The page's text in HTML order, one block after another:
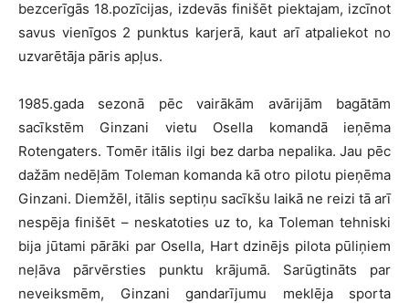
bezcerīgās 18.pozīcijas, izdevās finišēt piektajam, izcīnot
savus vienīgos 2 punktus karjerā, kaut arī atpaliekot no
uzvarētāja pāris apļus.
1985.gada sezonā pēc vairākām avārijām bagātām
sacīkstēm Ginzani vietu Osella komandā ieņēma
Rotengaters. Tomēr itālis ilgi bez darba nepalika. Jau pēc
dažām nedēļām Toleman komanda kā otro pilotu pieņēma
Ginzani. Diemžēl, itālis septiņu sacīkšu laikā ne reizi tā arī
nespēja finišēt – neskatoties uz to, ka Toleman tehniski
bija jūtami pārāki par Osella, Hart dzinējs pilota pūliņiem
neļāva pārvērsties punktu krājumā. Sarūgtināts par
neveiksmēm, Ginzani gandarījumu meklēja sporta